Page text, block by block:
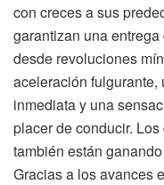
con creces a sus
garantizan una
desde revoluciones
aceleración
inmediata y una
placer de conducir.
también están
Gracias a los avances